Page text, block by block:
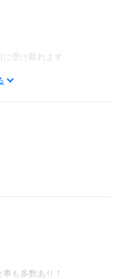
る
受け取れます。
い】
給25％UP
も多数あり！